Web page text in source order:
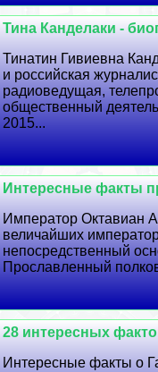
Тина Канделаки -
Тинатин Гивиевна
и российская
радиоведущая,
общественный
2015...
Интересные факты
Император Октавиан
величайших
непосредственный
Прославленный
28 интересных
Интересные факты о